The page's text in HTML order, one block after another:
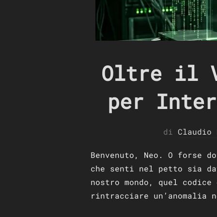
Oltre il
per
di Claudio
Benvenuto, Neo. O forse
che senti nel petto sia
nostro mondo, quel
rintracciare un’anomalia